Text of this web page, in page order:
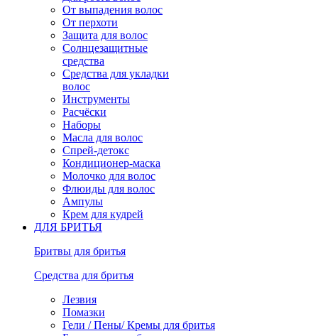
От выпадения волос
От перхоти
Защита для волос
Солнцезащитные
средства
Средства для укладки
волос
Инструменты
Расчёски
Наборы
Масла для волос
Спрей-детокс
Кондиционер-маска
Молочко для волос
Флюиды для волос
Ампулы
Крем для кудрей
ДЛЯ БРИТЬЯ
Бритвы для бритья
Средства для бритья
Лезвия
Помазки
Гели / Пены/ Кремы для бритья